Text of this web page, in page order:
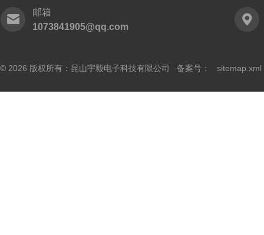
邮箱
1073841905@qq.com
© 2026 版权所有：昆山宇毅电子科技有限公司 备案号： sitemap.xml